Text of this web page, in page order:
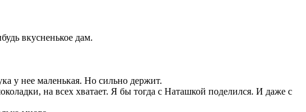
вкусненькое дам.
у нее маленькая. Но сильно держит.
на всех хватает. Я бы тогда с Наташкой поделился. И даже с